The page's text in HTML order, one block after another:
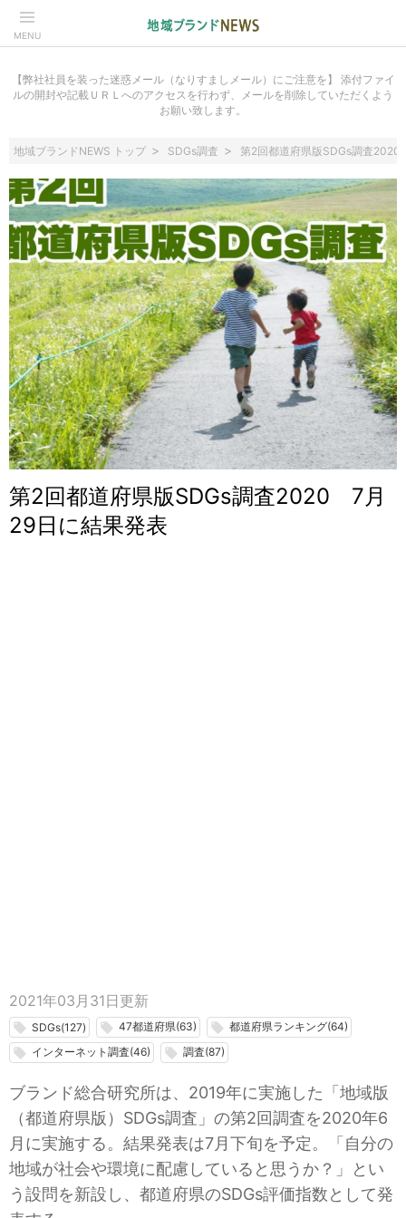
MENU
【弊社社員を装った迷惑メール（なりすましメール）にご注意を】 添付ファイ
ルの開封や記載ＵＲＬへのアクセスを行わず、メールを削除していただくよう
お願い致します。
地域ブランドNEWS トップ SDGs調査 第2回都道府県版SDGs調査
第2回都道府県版SDGs調査2020 7月
29日に結果発表
2021年03月31日 更新
local_offer SDGs(127) local_offer 47都道府県(63) local_offer 都道府県ランキング(64)
local_offer インターネット調査(46) local_offer 調査(87)
ブランド総合研究所は、2019年に実施した「地域版
（都道府県版）SDGs調査」の第2回調査を2020年6
月に実施する。結果発表は7月下旬を予定。「自分の
地域が社会や環境に配慮していると思うか？」とい
う設問を新設し、都道府県のSDGs評価指数として発